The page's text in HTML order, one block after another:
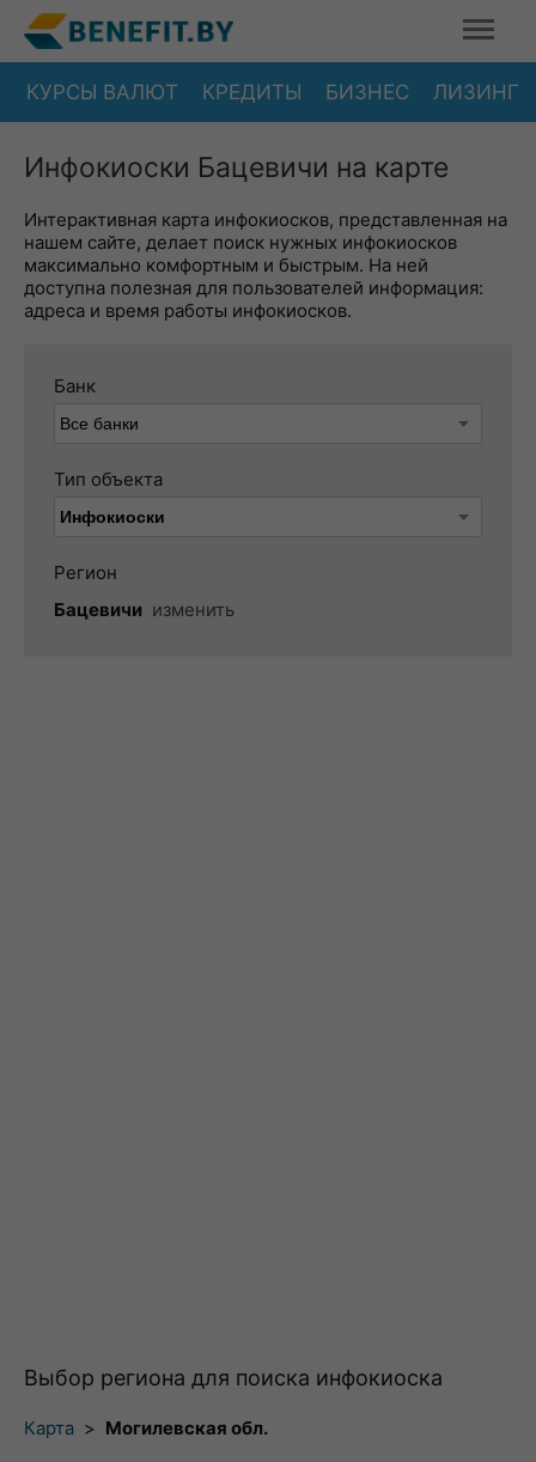
КУРСЫ ВАЛЮТ КРЕДИТЫ БИЗНЕС ЛИЗИНГ
Инфокиоски Бацевичи на карте
Интерактивная карта инфокиосков, представленная на
нашем сайте, делает поиск нужных инфокиосков
максимально комфортным и быстрым. На ней
доступна полезная для пользователей информация:
адреса и время работы инфокиосков.
Банк
Тип объекта
Регион
Бацевичи изменить
Выбор региона для поиска инфокиоска
Карта > Могилевская обл.